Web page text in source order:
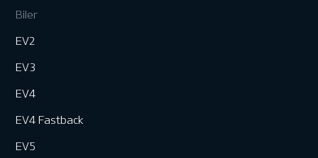
Biler
EV2
EV3
EV4
EV4 Fastback
EV5